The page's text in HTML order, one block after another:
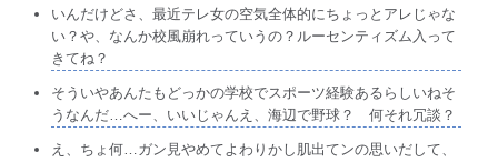
いんだけどさ、最近テレ女の空気全体的にちょっとアレじゃな
い？や、なんか校風崩れっていうの？ルーセンティズム入って
きてね？
そういやあんたもどっかの学校でスポーツ経験あるらしいねそ
うなんだ…へー、いいじゃんえ、海辺で野球？ 何それ冗談？
え、ちょ何…ガン見やめてよわりかし肌出てンの思いだして、